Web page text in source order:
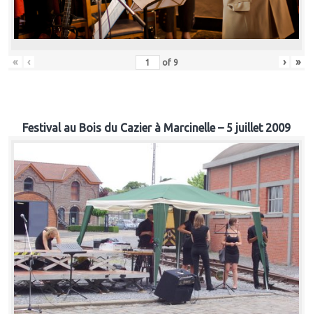
« ‹ of 9 › »
Festival au Bois du Cazier à Marcinelle – 5 juillet 2009